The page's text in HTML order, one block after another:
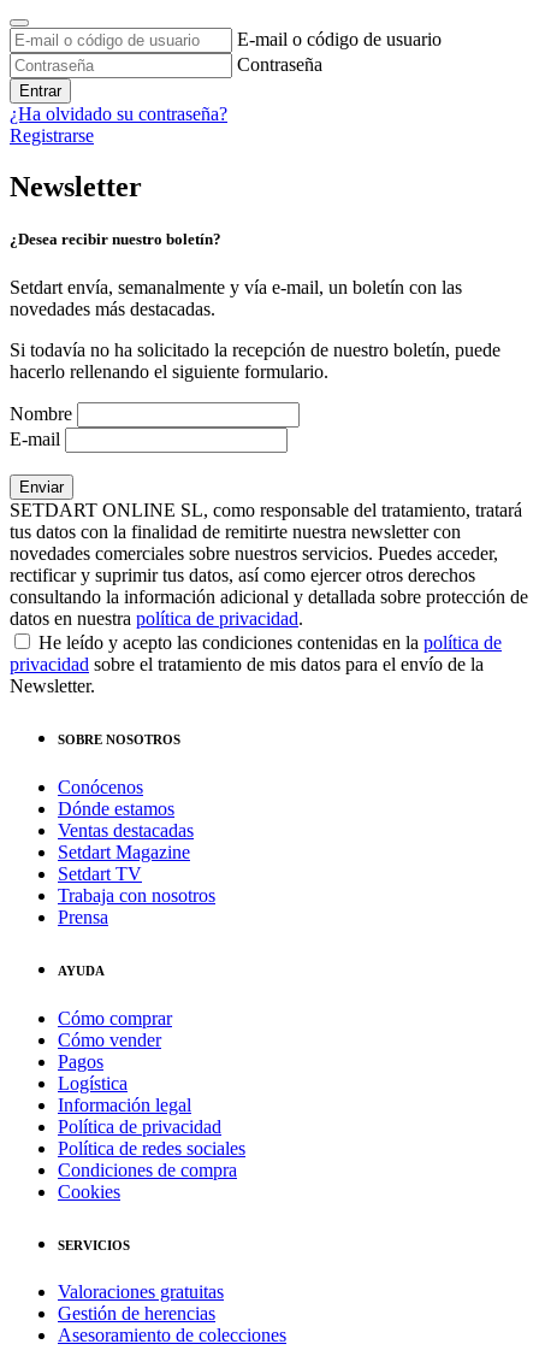
E-mail o código de usuario
Contraseña
Entrar
¿Ha olvidado su contraseña?
Registrarse
Newsletter
¿Desea recibir nuestro boletín?
Setdart envía, semanalmente y vía e-mail, un boletín con las
novedades más destacadas.
Si todavía no ha solicitado la recepción de nuestro boletín, puede
hacerlo rellenando el siguiente formulario.
Nombre
E-mail
SETDART ONLINE SL, como responsable del tratamiento, tratará
tus datos con la finalidad de remitirte nuestra newsletter con
novedades comerciales sobre nuestros servicios. Puedes acceder,
rectificar y suprimir tus datos, así como ejercer otros derechos
consultando la información adicional y detallada sobre protección de
datos en nuestra política de privacidad.
He leído y acepto las condiciones contenidas en la política de
privacidad sobre el tratamiento de mis datos para el envío de la
Newsletter.
SOBRE NOSOTROS
Conócenos
Dónde estamos
Ventas destacadas
Setdart Magazine
Setdart TV
Trabaja con nosotros
Prensa
AYUDA
Cómo comprar
Cómo vender
Pagos
Logística
Información legal
Política de privacidad
Política de redes sociales
Condiciones de compra
Cookies
SERVICIOS
Valoraciones gratuitas
Gestión de herencias
Asesoramiento de colecciones